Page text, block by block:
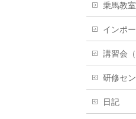
乗馬教室
インポ
講習会（
研修セ
日記